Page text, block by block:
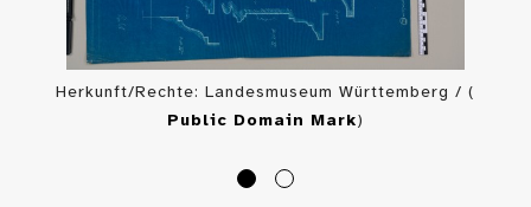
Herkunft/Rechte: Landesmuseum Württemberg / (
Public Domain Mark)